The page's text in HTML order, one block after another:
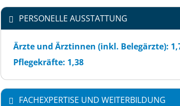
PERSONELLE AUSSTATTUNG
Ärzte und Ärztinnen (inkl. Belegärzte):
Pflegekräfte: 1,38
FACHEXPERTISE UND WEITERBILDUNG